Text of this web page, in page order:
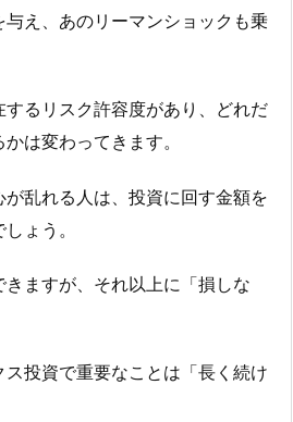
え、あのリーマンショックも乗
るリスク許容度があり、どれだ
は変わってきます。
乱れる人は、投資に回す金額を
ょう。
ますが、それ以上に「損しな
投資で重要なことは「長く続け